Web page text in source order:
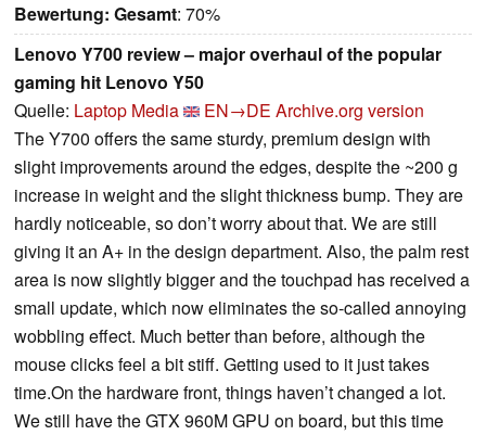
Bewertung: Gesamt: 70%
Lenovo Y700 review – major overhaul of the popular
gaming hit Lenovo Y50
Quelle: Laptop Media EN→DE Archive.org version
The Y700 offers the same sturdy, premium design with
slight improvements around the edges, despite the ~200 g
increase in weight and the slight thickness bump. They are
hardly noticeable, so don’t worry about that. We are still
giving it an A+ in the design department. Also, the palm rest
area is now slightly bigger and the touchpad has received a
small update, which now eliminates the so-called annoying
wobbling effect. Much better than before, although the
mouse clicks feel a bit stiff. Getting used to it just takes
time.On the hardware front, things haven’t changed a lot.
We still have the GTX 960M GPU on board, but this time